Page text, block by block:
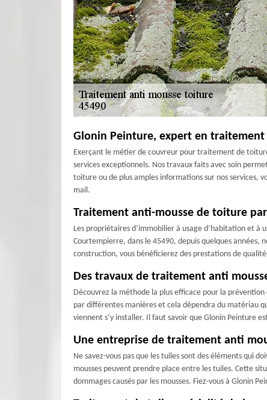
Glonin Peinture, expert en
Exerçant le métier de couvreur pour traitement de
services exceptionnels. Nos travaux faits avec soin
toiture ou de plus amples informations sur nos services,
mail.
Traitement anti-mousse de toiture
Les propriétaires d’immobilier à usage d’habitation et
Courtempierre, dans le 45490, depuis quelques
construction, vous bénéficierez des prestations de
Des travaux de traitement anti
Découvrez la méthode la plus efficace pour la
par différentes manières et cela dépendra du matériau
viennent s’y installer. Il faut savoir que Glonin Peinture
Une entreprise de traitement anti
Ne savez-vous pas que les tuiles sont des éléments qui
mousses peuvent prendre place entre les tuiles. Cette
dommages causés par les mousses. Fiez-vous à Glonin